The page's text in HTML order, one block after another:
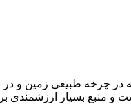
چرخه طبیعی زمین و
منبع بسیار ارزشمندی